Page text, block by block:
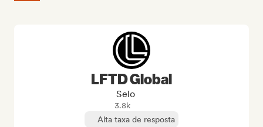
LFTD Global
Selo
3.8k
Alta taxa de resposta